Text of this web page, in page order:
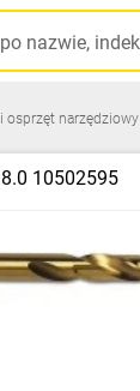
osprzęt narzędziowy
10502595